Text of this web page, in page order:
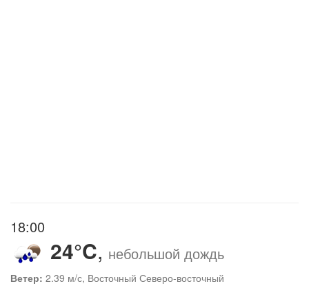
18:00
24°C, небольшой дождь
Ветер: 2.39 м/с, Восточный Северо-восточный